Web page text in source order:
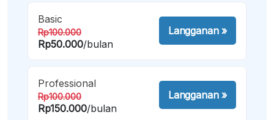
Basic
Rp100.000
Rp50.000/bulan
Langganan»
Professional
Rp100.000
Rp150.000/bulan
Langganan»